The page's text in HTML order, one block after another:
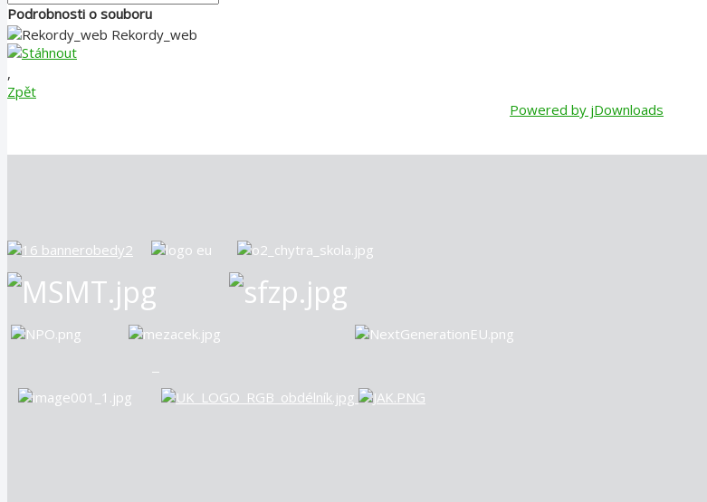
Podrobnosti o souboru
Rekordy_web
,
Zpět
Powered by jDownloads